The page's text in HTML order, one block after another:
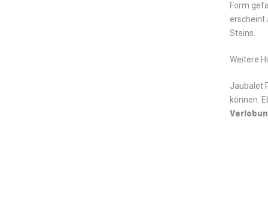
Form
erscheint
Steins.
Weitere
Jaubalet
können.